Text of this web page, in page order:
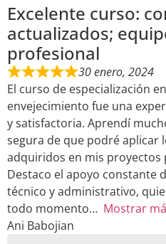
Excelente curso:
actualizados;
profesional
30 enero, 2024
El curso de especialización
envejecimiento fue una
y satisfactoria. Aprendí
segura de que podré aplicar
adquiridos en mis proyectos
Destaco el apoyo constante
técnico y administrativo,
todo momento
Mostrar
Ani Babojian